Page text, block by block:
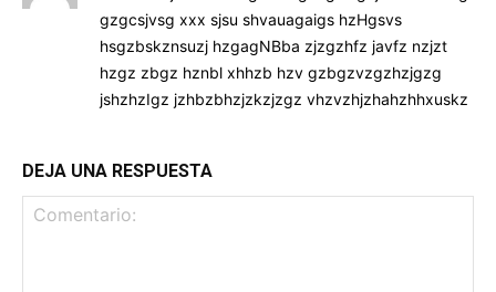
gzgcsjvsg xxx sjsu shvauagaigs hzHgsvs
hsgzbskznsuzj hzgagNBba zjzgzhfz javfz nzjzt
hzgz zbgz hznbl xhhzb hzv gzbgzvzgzhzjgzg
jshzhzIgz jzhbzbhzjzkzjzgz vhzvzhjzhahzhhxuskz
DEJA UNA RESPUESTA